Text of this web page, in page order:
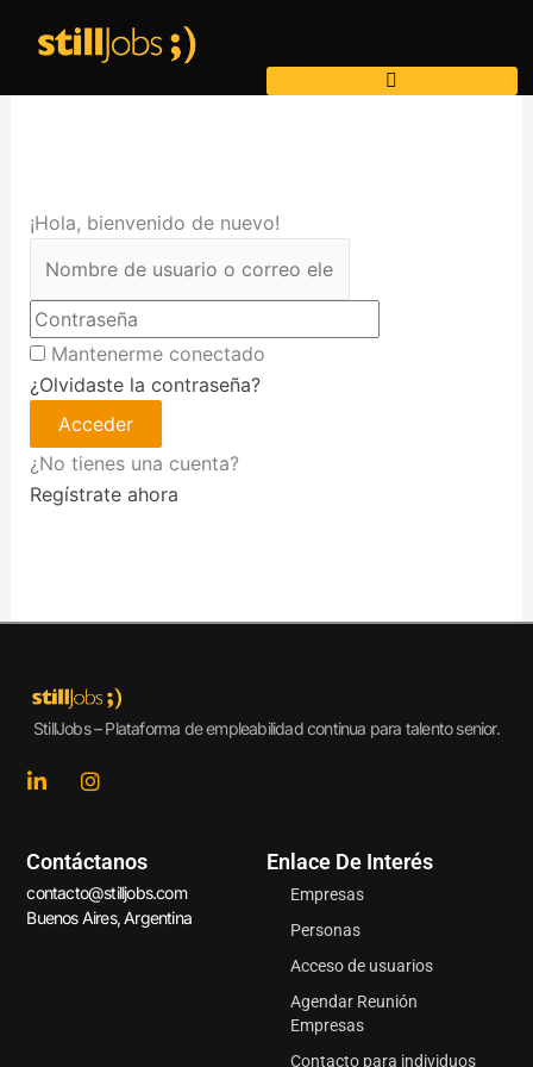
¡Hola, bienvenido de nuevo!
Mantenerme conectado
¿Olvidaste la contraseña?
Acceder
¿No tienes una cuenta?
Regístrate ahora
StillJobs – Plataforma de empleabilidad continua para talento senior.
L
e
d
i
n
I
n
a
g
r
a
Contáctanos
contacto@stilljobs.com
Buenos Aires, Argentina
Enlace De Interés
Empresas
Personas
Acceso de usuarios
Agendar Reunión
Empresas
Contacto para individuos